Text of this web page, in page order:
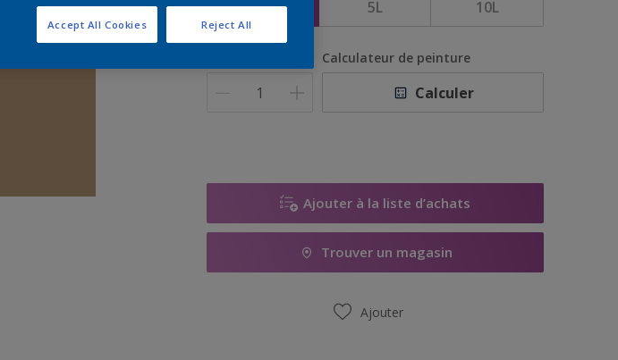
1L 5L 10L
Calculateur de peinture
Calculer
Ajouter à la liste d’achats
Trouver un magasin
Ajouter
Reject All
Accept All Cookies